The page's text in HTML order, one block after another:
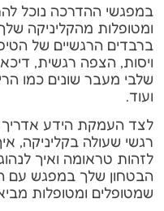
במפגשי ההדרכה נוכל
ומטופלות מהקליניקה
ברבדים הרגשיים של
ויסות, הצפה רגשית,
שלבי מעבר שונים כמו
ועוד.
לצד העמקת הידע אדריך
רגשי שעולה בקליניקה,
לזהות טראומה ואיך
הבטחון שלך במפגש עם
שמטופלים ומטופלות